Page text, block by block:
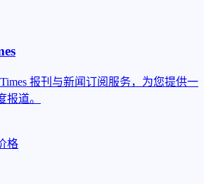
报刊与新闻订阅服务，为您提供一
道。
格